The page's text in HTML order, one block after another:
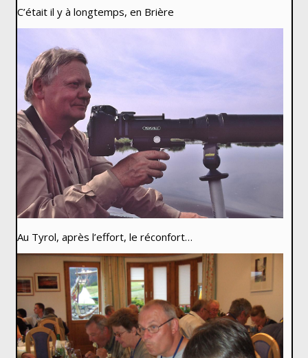
C’était il y à longtemps, en Brière
Au Tyrol, après l’effort, le réconfort…